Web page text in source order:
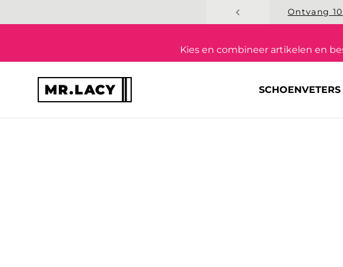
Ontvang
Kies en combineer artikelen en
SCHOENVETERS